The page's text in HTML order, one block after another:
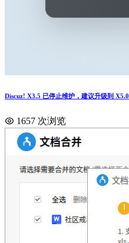
Discuz! X3.5 已停止维护，建议升级到 X5.0
1657 次浏览